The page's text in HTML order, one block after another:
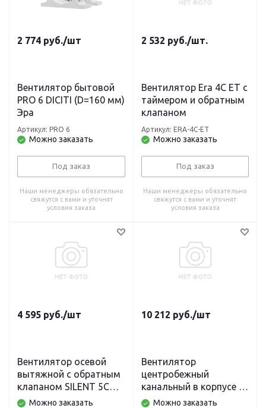
2 774 руб./шт
Вентилятор бытовой
PRO 6 DICITI (D=160 мм)
Эра
Можно заказать
Артикул: PRO 6
Под заказ
Наши менеджеры обязательно
свяжутся с вами и уточнят
условия заказа
2 532 руб./шт.
Вентилятор Era 4C ET с
таймером и обратным
клапаном
Можно заказать
Артикул: ERA-4C-ET
Под заказ
Наши менеджеры обязательно
свяжутся с вами и уточнят
условия заказа
4 595 руб./шт
Вентилятор осевой
вытяжной с обратным
клапаном SILENT 5C
Matt black,D 125
Можно заказать
10 212 руб./шт
Вентилятор
центробежный
канальный в корпусе из
оцинкованной стали
Можно заказать